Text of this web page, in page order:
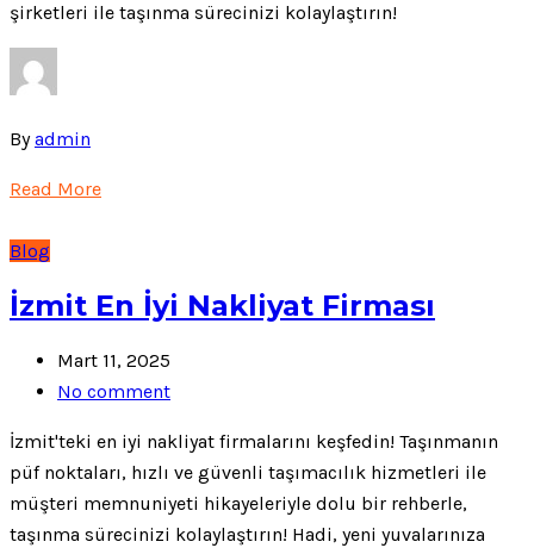
şirketleri ile taşınma sürecinizi kolaylaştırın!
Byadmin
Read More
Blog
İzmit En İyi Nakliyat Firması
Mart 11, 2025
No comment
İzmit'teki en iyi nakliyat firmalarını keşfedin! Taşınmanın
püf noktaları, hızlı ve güvenli taşımacılık hizmetleri ile
müşteri memnuniyeti hikayeleriyle dolu bir rehberle,
taşınma sürecinizi kolaylaştırın! Hadi, yeni yuvalarınıza